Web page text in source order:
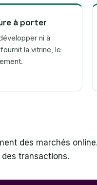
à porter
ni à
la vitrine, le
des marchés
transactions.